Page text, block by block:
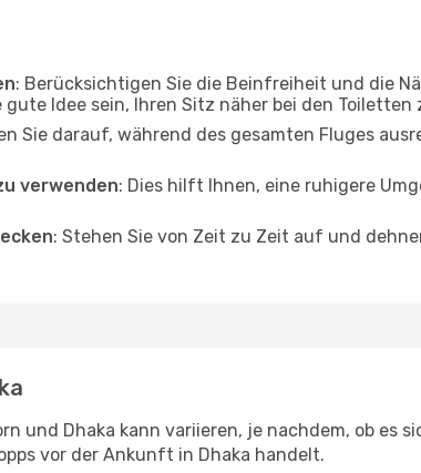
: Berücksichtigen Sie die Beinfreiheit und die
gute Idee sein, Ihren Sitz näher bei den Toiletten
Sie darauf, während des gesamten Fluges
verwenden: Dies hilft Ihnen, eine ruhigere
: Stehen Sie von Zeit zu Zeit auf und
und Dhaka kann variieren, je nachdem, ob es
vor der Ankunft in Dhaka handelt.